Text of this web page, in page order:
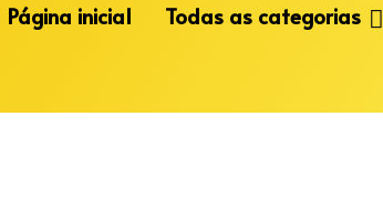
Página inicial Todas as categorias